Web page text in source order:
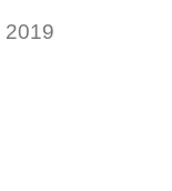
2019